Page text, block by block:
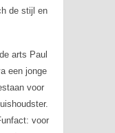
de stijl en
arts Paul
een jonge
voor
voor